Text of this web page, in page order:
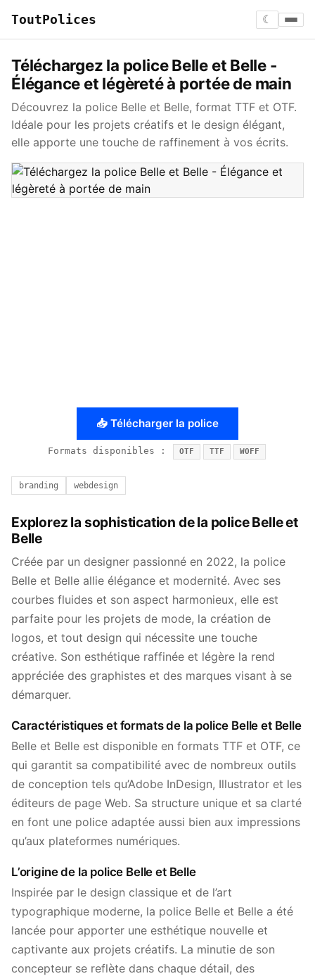
ToutPolices ☾
Téléchargez la police Belle et Belle -
Élégance et légèreté à portée de main
Découvrez la police Belle et Belle, format TTF et OTF.
Idéale pour les projets créatifs et le design élégant,
elle apporte une touche de raffinement à vos écrits.
📥 Télécharger la police
Formats disponibles : OTF TTF WOFF
branding webdesign
Explorez la sophistication de la police Belle et
Belle
Créée par un designer passionné en 2022, la police
Belle et Belle allie élégance et modernité. Avec ses
courbes fluides et son aspect harmonieux, elle est
parfaite pour les projets de mode, la création de
logos, et tout design qui nécessite une touche
créative. Son esthétique raffinée et légère la rend
appréciée des graphistes et des marques visant à se
démarquer.
Caractéristiques et formats de la police Belle et Belle
Belle et Belle est disponible en formats TTF et OTF, ce
qui garantit sa compatibilité avec de nombreux outils
de conception tels qu’Adobe InDesign, Illustrator et les
éditeurs de page Web. Sa structure unique et sa clarté
en font une police adaptée aussi bien aux impressions
qu’aux plateformes numériques.
L’origine de la police Belle et Belle
Inspirée par le design classique et de l’art
typographique moderne, la police Belle et Belle a été
lancée pour apporter une esthétique nouvelle et
captivante aux projets créatifs. La minutie de son
concepteur se reflète dans chaque détail, des